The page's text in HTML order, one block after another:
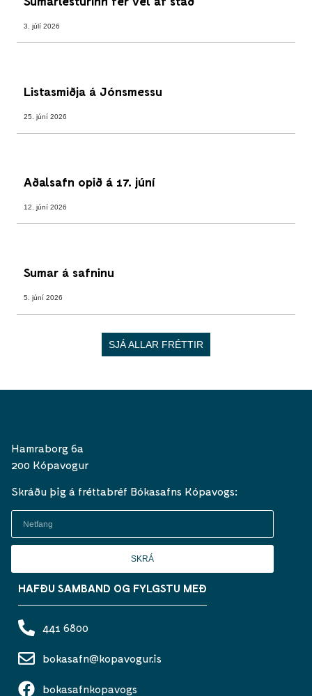
3. júlí 2026
Listasmiðja á Jónsmessu
25. júní 2026
Aðalsafn opið á 17. júní
12. júní 2026
Sumar á safninu
5. júní 2026
SJÁ ALLAR FRÉTTIR
Hamraborg 6a
200 Kópavogur
Skráðu þig á fréttabréf Bókasafns Kópavogs:
SKRÁ
HAFÐU SAMBAND OG FYLGSTU MEÐ
441 6800
bokasafn@kopavogur.is
bokasafnkopavogs